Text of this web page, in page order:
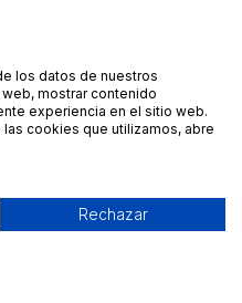
los datos de nuestros
mostrar contenido
experiencia en el sitio web.
cookies que utilizamos, abre
Rechazar